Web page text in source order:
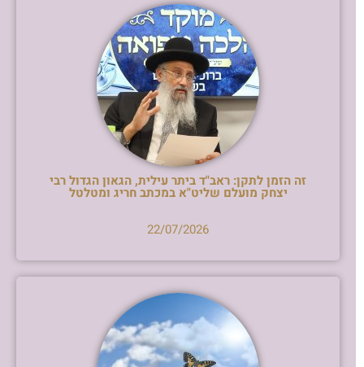
זה הזמן לתקן: ראב"ד ביתר עילית, הגאון הגדול רבי
יצחק מועלם שליט"א במכתב חריג ומטלטל
22/07/2026